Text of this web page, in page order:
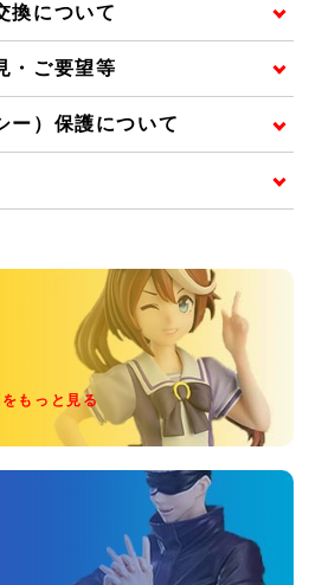
換について
・ご要望等
ー）保護について
もっと見る